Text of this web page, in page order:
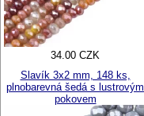
34.00 CZK
Slavík 3x2 mm, 148 ks,
plnobarevná šedá s lustrovým
pokovem